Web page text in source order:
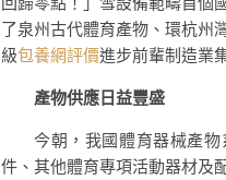
了泉州古代體育產物、環杭州
級包養網評價進步前輩制造業
產物供應日益豐盛
今朝，我國體育器械產
件、其他體育專項活動器材及